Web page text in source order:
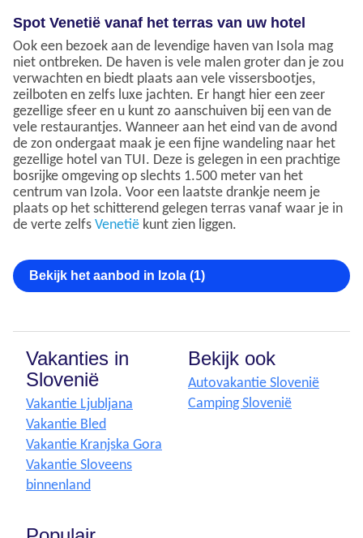
Spot Venetië vanaf het terras van uw hotel
Ook een bezoek aan de levendige haven van Isola mag
niet ontbreken. De haven is vele malen groter dan je zou
verwachten en biedt plaats aan vele vissersbootjes,
zeilboten en zelfs luxe jachten. Er hangt hier een zeer
gezellige sfeer en u kunt zo aanschuiven bij een van de
vele restaurantjes. Wanneer aan het eind van de avond
de zon ondergaat maak je een fijne wandeling naar het
gezellige hotel van TUI. Deze is gelegen in een prachtige
bosrijke omgeving op slechts 1.500 meter van het
centrum van Izola. Voor een laatste drankje neem je
plaats op het schitterend gelegen terras vanaf waar je in
de verte zelfs Venetië kunt zien liggen.
Bekijk het aanbod in Izola (1)
Vakanties in
Slovenië
Vakantie Ljubljana
Vakantie Bled
Vakantie Kranjska Gora
Vakantie Sloveens
binnenland
Bekijk ook
Autovakantie Slovenië
Camping Slovenië